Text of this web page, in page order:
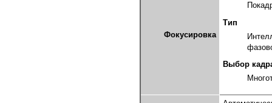
Фокусировка
Тип
Выбор